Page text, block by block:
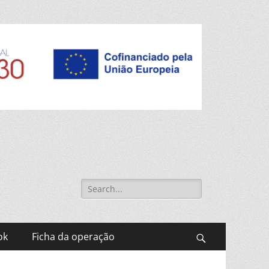
Search
for:
Ficha da operação